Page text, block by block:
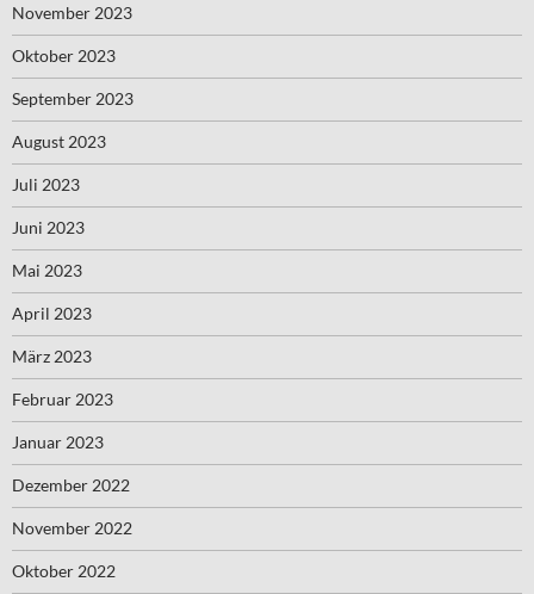
November 2023
Oktober 2023
September 2023
August 2023
Juli 2023
Juni 2023
Mai 2023
April 2023
März 2023
Februar 2023
Januar 2023
Dezember 2022
November 2022
Oktober 2022